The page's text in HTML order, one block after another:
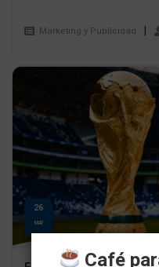
Marketing y Publicidad
26
MAY
Café